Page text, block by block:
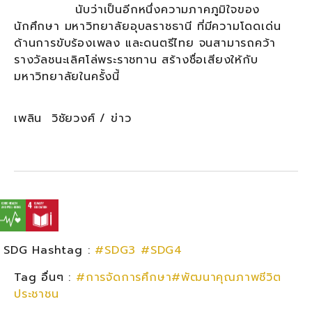
นับว่าเป็นอีกหนึ่งความภาคภูมิใจของ
นักศึกษา มหาวิทยาลัยอุบลราชธานี ที่มีความโดดเด่น
ด้านการขับร้องเพลง และดนตรีไทย จนสามารถคว้า
รางวัลชนะเลิศโล่พระราชทาน สร้างชื่อเสียงให้กับ
มหาวิทยาลัยในครั้งนี้
เพลิน วิชัยวงศ์ / ข่าว
SDG Hashtag : #SDG3 #SDG4
Tag อื่นๆ : #การจัดการศึกษา#พัฒนาคุณภาพชีวิต
ประชาชน